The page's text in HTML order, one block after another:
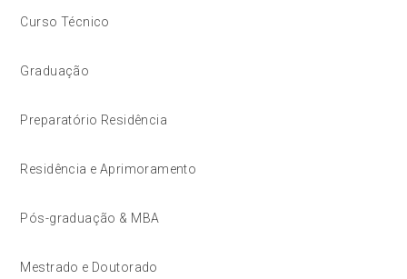
Curso Técnico
Graduação
Preparatório Residência
Residência e Aprimoramento
Pós-graduação & MBA
Mestrado e Doutorado